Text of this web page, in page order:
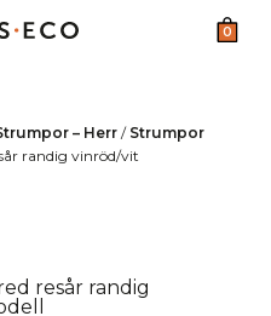
0
– Herr/ Strumpor
randig vinröd/vit